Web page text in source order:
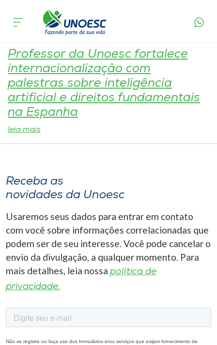
Cursos
Onde estamos
Pesquisa
Atendimento ao Estudante
Unoesc
I.nova
Diplomados
CPA
Tag: Direito Unoesc
Professor da Unoesc fortalece
internacionalização com
palestras sobre inteligência
artificial e direitos fundamentais
na Espanha
leia mais
Receba as
novidades da Unoesc
Usaremos seus dados para entrar em contato
com você sobre informações correlacionadas que
podem ser de seu interesse. Você pode cancelar o
envio da divulgação, a qualquer momento. Para
mais detalhes, leia nossa política de
privacidade.